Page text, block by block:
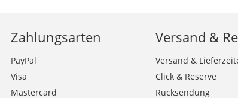
Zahlungsarten
PayPal
Visa
Mastercard
Versand &
Versand &
Click & Reserve
Rücksendung